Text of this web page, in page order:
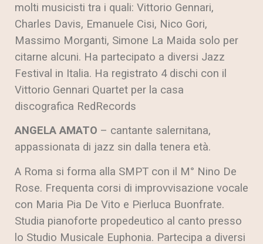
molti musicisti tra i quali: Vittorio Gennari,
Charles Davis, Emanuele Cisi, Nico Gori,
Massimo Morganti, Simone La Maida solo per
citarne alcuni. Ha partecipato a diversi Jazz
Festival in Italia. Ha registrato 4 dischi con il
Vittorio Gennari Quartet per la casa
discografica RedRecords
ANGELA AMATO – cantante salernitana,
appassionata di jazz sin dalla tenera età.
A Roma si forma alla SMPT con il M° Nino De
Rose. Frequenta corsi di improvvisazione vocale
con Maria Pia De Vito e Pierluca Buonfrate.
Studia pianoforte propedeutico al canto presso
lo Studio Musicale Euphonia. Partecipa a diversi